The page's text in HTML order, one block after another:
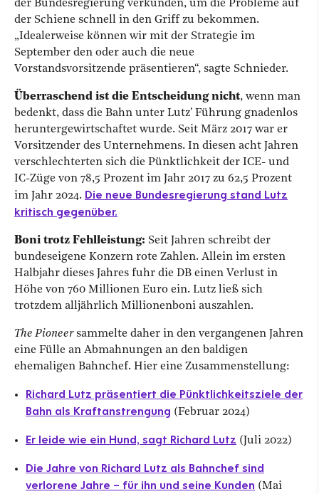
der Bundesregierung verkünden, um die Probleme auf
der Schiene schnell in den Griff zu bekommen.
„Idealerweise können wir mit der Strategie im
September den oder auch die neue
Vorstandsvorsitzende präsentieren“, sagte Schnieder.
Überraschend ist die Entscheidung nicht, wenn man
bedenkt, dass die Bahn unter Lutz' Führung gnadenlos
heruntergewirtschaftet wurde. Seit März 2017 war er
Vorsitzender des Unternehmens. In diesen acht Jahren
verschlechterten sich die Pünktlichkeit der ICE- und
IC-Züge von 78,5 Prozent im Jahr 2017 zu 62,5 Prozent
im Jahr 2024. Die neue Bundesregierung stand Lutz
kritisch gegenüber.
Boni trotz Fehlleistung: Seit Jahren schreibt der
bundeseigene Konzern rote Zahlen. Allein im ersten
Halbjahr dieses Jahres fuhr die DB einen Verlust in
Höhe von 760 Millionen Euro ein. Lutz ließ sich
trotzdem alljährlich Millionenboni auszahlen.
The Pioneersammelte daher in den vergangenen Jahren
eine Fülle an Abmahnungen an den baldigen
ehemaligen Bahnchef. Hier eine Zusammenstellung:
Richard Lutz präsentiert die Pünktlichkeitsziele der
Bahn als Kraftanstrengung (Februar 2024)
Er leide wie ein Hund, sagt Richard Lutz (Juli 2022)
Die Jahre von Richard Lutz als Bahnchef sind
verlorene Jahre – für ihn und seine Kunden (Mai